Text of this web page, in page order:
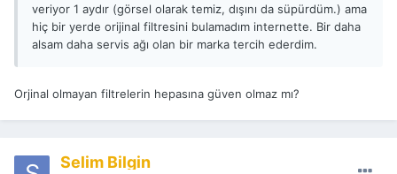
veriyor 1 aydır (görsel olarak temiz, dışını da süpürdüm.) ama
hiç bir yerde orijinal filtresini bulamadım internette. Bir daha
alsam daha servis ağı olan bir marka tercih ederdim.
Orjinal olmayan filtrelerin hepasına güven olmaz mı?
Selim Bilgin